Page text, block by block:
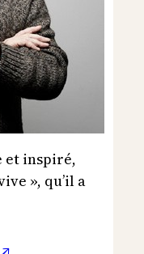
et inspiré,
», qu’il a